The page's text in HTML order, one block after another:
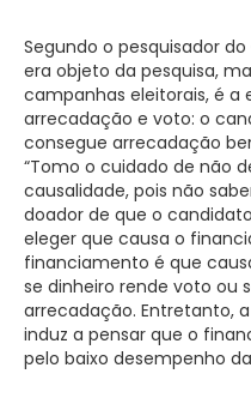
Segundo o pesquisador
era objeto da pesquisa,
campanhas eleitorais, é a
arrecadação e voto: o
consegue arrecadação
“Tomo o cuidado de não
causalidade, pois não
doador de que o
eleger que causa o
financiamento é que
se dinheiro rende voto ou
arrecadação. Entretanto,
induz a pensar que o
pelo baixo desempenho